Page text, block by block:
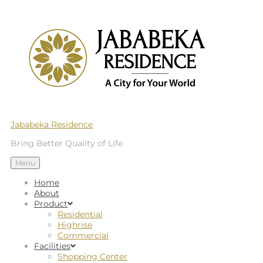
Jababeka Residence
Bring Better Quality of Life
Menu
Home
About
Product
Residential
Highrise
Commercial
Facilities
Shopping Center